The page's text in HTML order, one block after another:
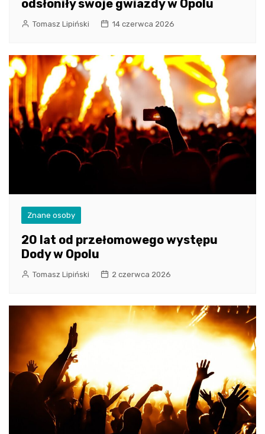
odsłoniły swoje gwiazdy w Opolu
Tomasz Lipiński 14 czerwca 2026
Znane osoby
20 lat od przełomowego występu
Dody w Opolu
Tomasz Lipiński 2 czerwca 2026